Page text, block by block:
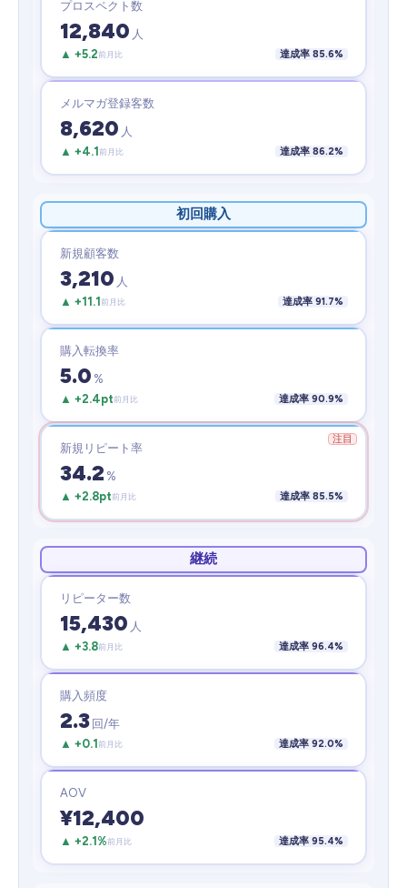
プロスペクト数
12,840 人
▲ +5.2前月比 達成率 85.6%
メルマガ登録客数
8,620 人
▲ +4.1 前月比 達成率 86.2%
初回購入
新規顧客数
3,210 人
▲ +11.1 前月比 達成率 91.7%
購入転換率
5.0 %
▲ +2.4pt前月比 達成率 90.9%
新規リピート率
34.2 %
▲ +2.8pt前月比 達成率 85.5%
継続
リピーター数
15,430 人
▲ +3.8前月比 達成率 96.4%
購入頻度
2.3 回/年
▲ +0.1 前月比 達成率 92.0%
AOV
¥12,400
▲ +2.1%前月比 達成率 95.4%